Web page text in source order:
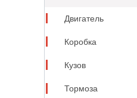
Двигатель
Коробка
Кузов
Тормоза